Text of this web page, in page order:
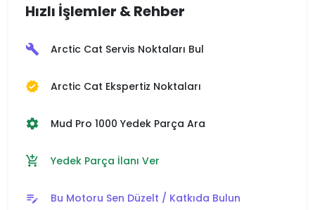
Hızlı İşlemler & Rehber
build Arctic Cat Servis Noktaları Bul
verified Arctic Cat Ekspertiz Noktaları
settings Mud Pro 1000 Yedek Parça Ara
add_shopping_cart Yedek Parça İlanı Ver
edit_note Bu Motoru Sen Düzelt / Katkıda Bulun